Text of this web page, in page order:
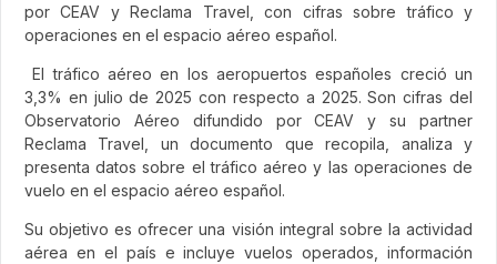
por CEAV y Reclama Travel, con cifras sobre tráfico y
operaciones en el espacio aéreo español.
El tráfico aéreo en los aeropuertos españoles creció un
3,3% en julio de 2025 con respecto a 2025. Son cifras del
Observatorio Aéreo difundido por CEAV y su partner
Reclama Travel, un documento que recopila, analiza y
presenta datos sobre el tráfico aéreo y las operaciones de
vuelo en el espacio aéreo español.
Su objetivo es ofrecer una visión integral sobre la actividad
aérea en el país e incluye vuelos operados, información